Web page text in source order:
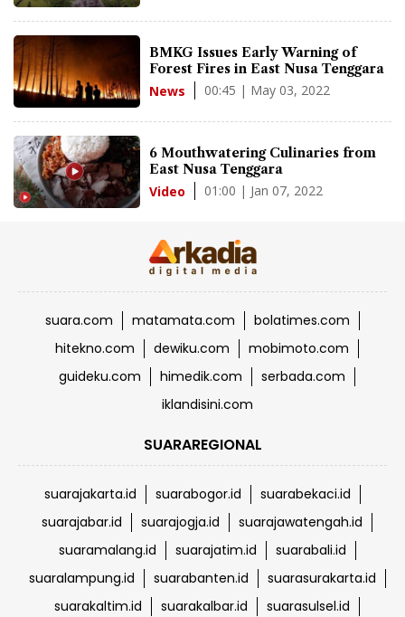
BMKG Issues Early Warning of
Forest Fires in East Nusa Tenggara
News 00:45 | May 03, 2022
6 Mouthwatering Culinaries from
East Nusa Tenggara
Video 01:00 | Jan 07, 2022
suara.com matamata.com
bolatimes.com
hitekno.com
dewiku.com
mobimoto.com
guideku.com
himedik.com
serbada.com
iklandisini.com
SUARAREGIONAL
suarajakarta.id suarabogor.id
suarabekaci.id
suarajabar.id
suarajogja.id
suarajawatengah.id
suaramalang.id
suarajatim.id
suarabali.id
suaralampung.id
suarabanten.id
suarasurakarta.id
suarakaltim.id
suarakalbar.id
suarasulsel.id